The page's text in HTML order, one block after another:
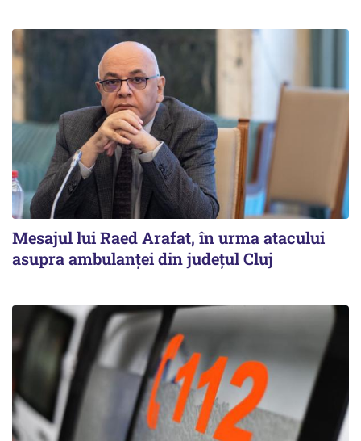
Mesajul lui Raed Arafat, în urma atacului
asupra ambulanței din județul Cluj